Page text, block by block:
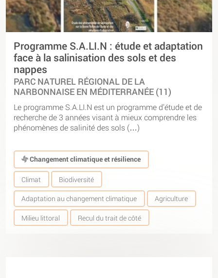
Programme S.A.LI.N : étude et adaptation
face à la salinisation des sols et des
nappes
PARC NATUREL RÉGIONAL DE LA
NARBONNAISE EN MÉDITERRANÉE (11)
Le programme S.A.LI.N est un programme d’étude et de
recherche de 3 années visant à mieux comprendre les
phénomènes de salinité des sols (…)
Changement climatique et résilience
Climat Biodiversité
Adaptation au changement climatique Agriculture
Milieu littoral Recul du trait de côté